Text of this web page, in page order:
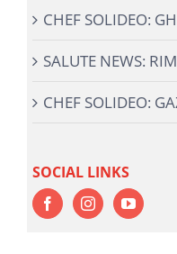
CHEF SOLIDEO:
SALUTE NEWS:
CHEF SOLIDEO:
SOCIAL LINKS